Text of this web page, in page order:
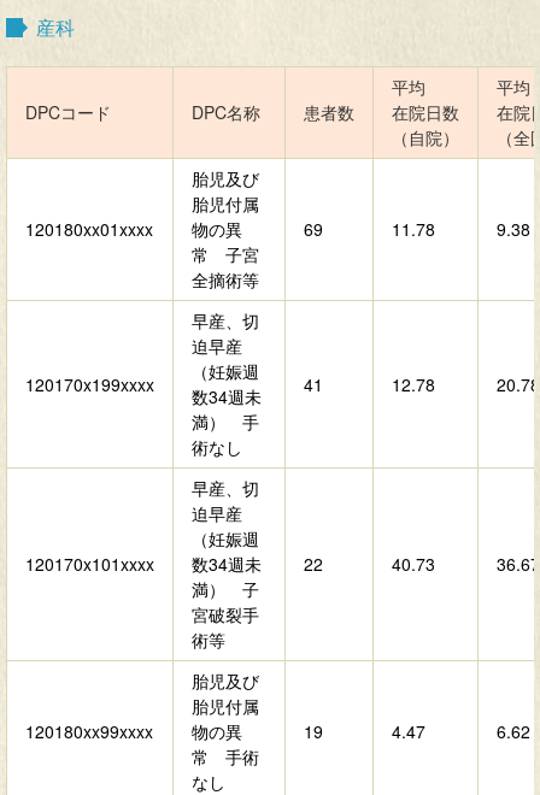
産科
DPCコード DPC名称 患者数
平均
在院日数
（自院）
平均
在院
（
120180xx01xxxx
胎児及び
胎児付属
物の異
常 子宮
全摘術等
69 11.78 9.38
120170x199xxxx
早産、切
迫早産
（妊娠週
数34週未
満） 手
術なし
41 12.78 20.78
120170x101xxxx
早産、切
迫早産
（妊娠週
数34週未
満） 子
宮破裂手
術等
22 40.73 36.67
120180xx99xxxx
胎児及び
胎児付属
物の異
常 手術
なし
19 4.47 6.62